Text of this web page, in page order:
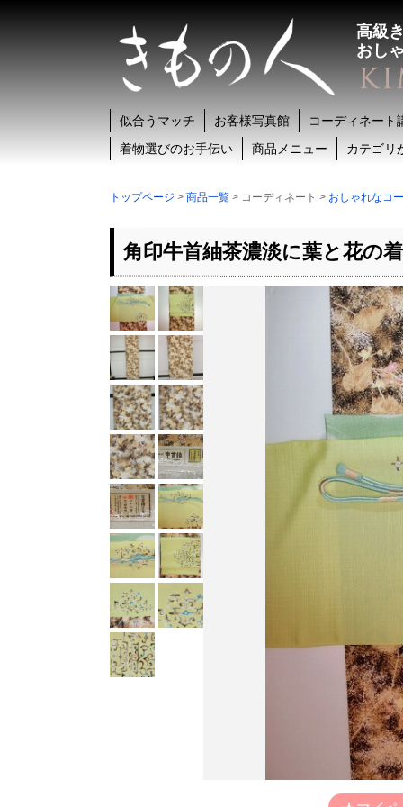
高級
おし
似合うマッチ お客様写真館
コーディネート
着物選びのお手伝い
商品メニュー カテゴリ
トップページ > 商品一覧 > コーディネート > おしゃれなコ
角印牛首紬茶濃淡に葉と花の